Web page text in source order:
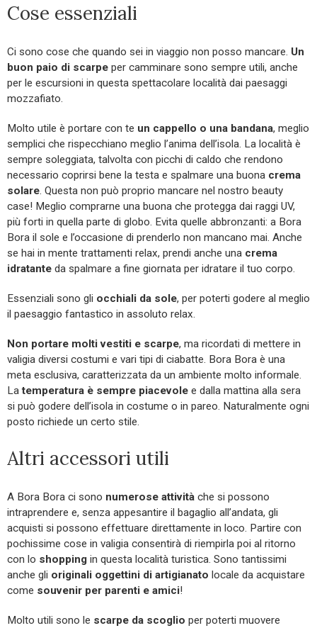
Cose essenziali
Ci sono cose che quando sei in viaggio non posso mancare. Un
buon paio di scarpe per camminare sono sempre utili, anche
per le escursioni in questa spettacolare località dai paesaggi
mozzafiato.
Molto utile è portare con te un cappello o una bandana, meglio
semplici che rispecchiano meglio l’anima dell’isola. La località è
sempre soleggiata, talvolta con picchi di caldo che rendono
necessario coprirsi bene la testa e spalmare una buona crema
solare. Questa non può proprio mancare nel nostro beauty
case! Meglio comprarne una buona che protegga dai raggi UV,
più forti in quella parte di globo. Evita quelle abbronzanti: a Bora
Bora il sole e l’occasione di prenderlo non mancano mai. Anche
se hai in mente trattamenti relax, prendi anche una crema
idratante da spalmare a fine giornata per idratare il tuo corpo.
Essenziali sono gli occhiali da sole, per poterti godere al meglio
il paesaggio fantastico in assoluto relax.
Non portare molti vestiti e scarpe, ma ricordati di mettere in
valigia diversi costumi e vari tipi di ciabatte. Bora Bora è una
meta esclusiva, caratterizzata da un ambiente molto informale.
Latemperatura è sempre piacevole e dalla mattina alla sera
si può godere dell’isola in costume o in pareo. Naturalmente ogni
posto richiede un certo stile.
Altri accessori utili
A Bora Bora ci sono numerose attività che si possono
intraprendere e, senza appesantire il bagaglio all’andata, gli
acquisti si possono effettuare direttamente in loco. Partire con
pochissime cose in valigia consentirà di riempirla poi al ritorno
con lo shopping in questa località turistica. Sono tantissimi
anche gli originali oggettini di artigianato locale da acquistare
come souvenir per parenti e amici!
Molto utili sono le scarpe da scoglio per poterti muovere